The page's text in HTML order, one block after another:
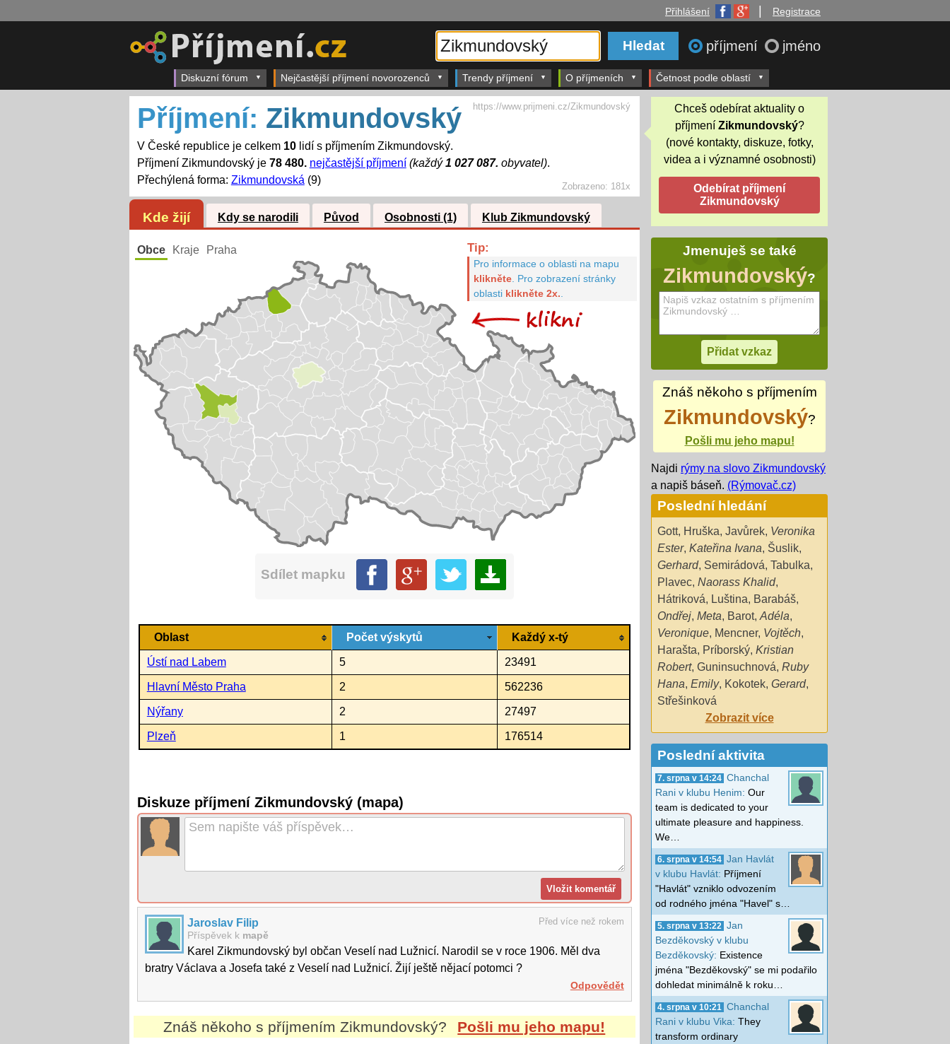
Přihlášení Registrace
příjmení jméno
Diskuzní fórum Nejčastější příjmení novorozenců Trendy příjmení O příjmeních Četnost podle oblastí
Zobrazeno: 181x
Příjmení: Zikmundovský
V České republice je celkem 10lidí s příjmením Zikmundovský.
Příjmení Zikmundovský je 78 480. nejčastější příjmení (každý1 027 087. obyvatel).
Přechýlená forma: Zikmundovská (9)
https://www.prijmeni.cz/Zikmundovský
Kde žijí Kdy se narodili Původ Osobnosti (1) Klub Zikmundovský
Obce Kraje Praha Tip:
Pro informace o oblasti na mapu
klikněte. Pro zobrazení stránky
oblasti klikněte 2x.
Sdílet mapku
Oblast Počet výskytů Každý x-tý
Ústí nad Labem 5 23491
Hlavní Město Praha 2 562236
Nýřany 2 27497
Plzeň 1 176514
Diskuze příjmení Zikmundovský (mapa)
Před více než rokem
Jaroslav Filip
Příspěvek k mapě
Karel Zikmundovský byl občan Veselí nad Lužnicí. Narodil se v roce 1906. Měl dva
bratry Václava a Josefa také z Veselí nad Lužnicí. Žijí ještě nějací potomci ?
Odpovědět
Znáš někoho s příjmenímZikmundovský? Pošli mu jeho mapu!
Chceš odebírat aktuality o
příjmení Zikmundovský?
(nové kontakty, diskuze, fotky,
videa a i významné osobnosti)
Jmenuješ se také
Zikmundovský?
Znáš někoho s příjmením
Zikmundovský?
Pošli mu jeho mapu!
Najdi rýmy na slovo Zikmundovský
a napiš báseň. (Rýmovač.cz)
Poslední hledání
Gott, Hruška, Javůrek, Veronika
Ester, Kateřina Ivana, Šuslik,
Gerhard, Semirádová, Tabulka,
Plavec, Naorass Khalid,
Hátriková, Luština, Barabáš,
Ondřej, Meta, Barot, Adéla,
Veronique, Mencner, Vojtěch,
Harašta, Príborský, Kristian
Robert, Guninsuchnová, Ruby
Hana, Emily, Kokotek, Gerard,
Střešinková
Zobrazit více
Poslední aktivita
7. srpna v 14:24 Chanchal
Rani v klubu Henim: Our
team is dedicated to your
ultimate pleasure and happiness.
We…
6. srpna v 14:54 Jan Havlát
v klubu Havlát: Příjmení
"Havlát" vzniklo odvozením
od rodného jména "Havel" s…
5. srpna v 13:22
Jan
Bezděkovský v klubu
Bezděkovský: Existence
jména "Bezděkovský" se mi podařilo
dohledat minimálně k roku…
4. srpna v 10:21
Chanchal
Rani v klubu Vika: They
transform ordinary